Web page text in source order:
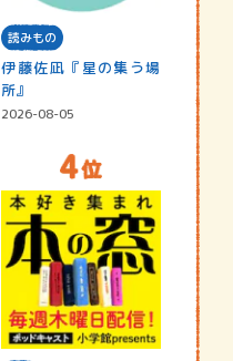
読みもの
伊藤佐凪『星の集う場
所』
2026-08-05